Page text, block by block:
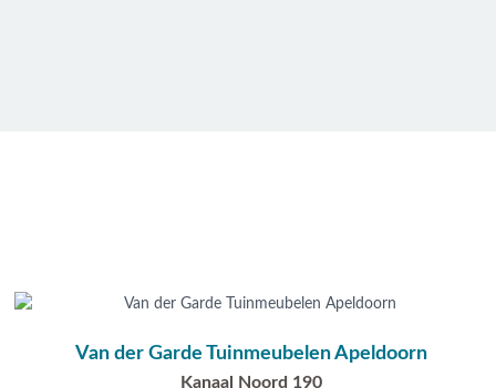
Van der Garde Tuinmeubelen Apeldoorn
Kanaal Noord 190